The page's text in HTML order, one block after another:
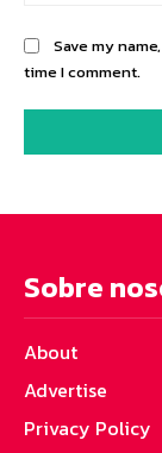
Save my
time I comment.
Sobre
About
Advertise
Privacy Policy